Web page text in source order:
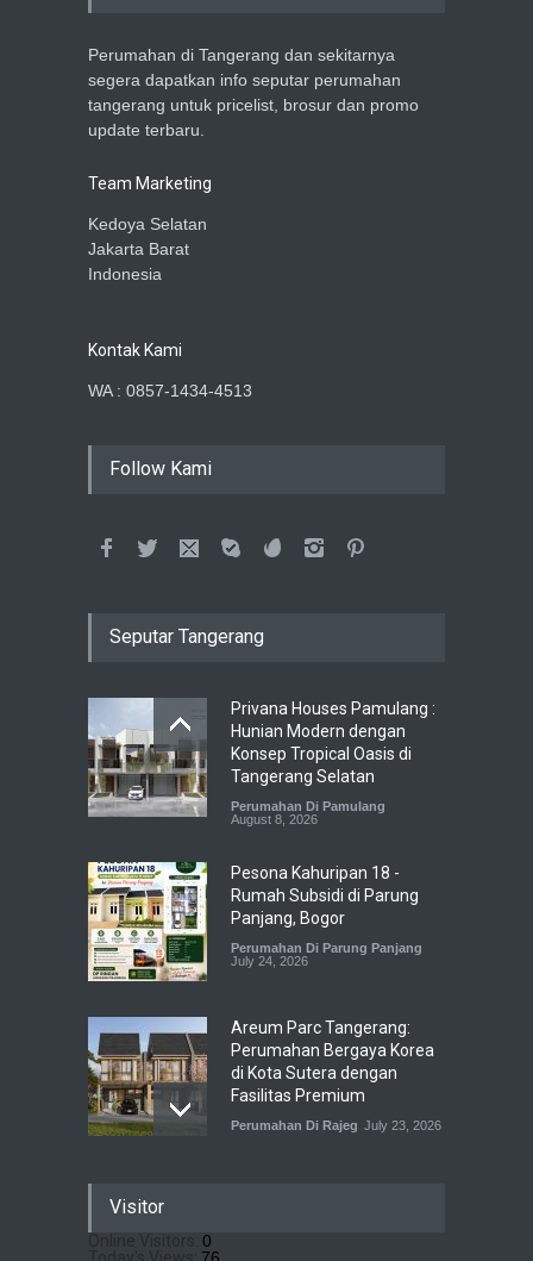
Perumahan di Tangerang dan sekitarnya
segera dapatkan info seputar perumahan
tangerang untuk pricelist, brosur dan promo
update terbaru.
Team Marketing
Kedoya Selatan
Jakarta Barat
Indonesia
Kontak Kami
WA : 0857-1434-4513
Follow Kami
Seputar Tangerang
Privana Houses Pamulang :
Hunian Modern dengan
Konsep Tropical Oasis di
Tangerang Selatan
Perumahan Di Pamulang
August 8, 2026
Pesona Kahuripan 18 -
Rumah Subsidi di Parung
Panjang, Bogor
Perumahan Di Parung Panjang
July 24, 2026
Areum Parc Tangerang:
Perumahan Bergaya Korea
di Kota Sutera dengan
Fasilitas Premium
Perumahan Di Rajeg July 23, 2026
Visitor
0